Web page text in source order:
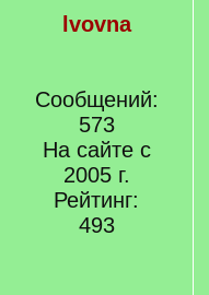
lvovna
Сообщений:
573
На сайте с
2005 г.
Рейтинг:
493